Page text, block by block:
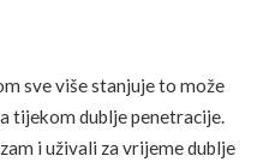
sve više stanjuje to može
tijekom dublje penetracije.
i uživali za vrijeme dublje